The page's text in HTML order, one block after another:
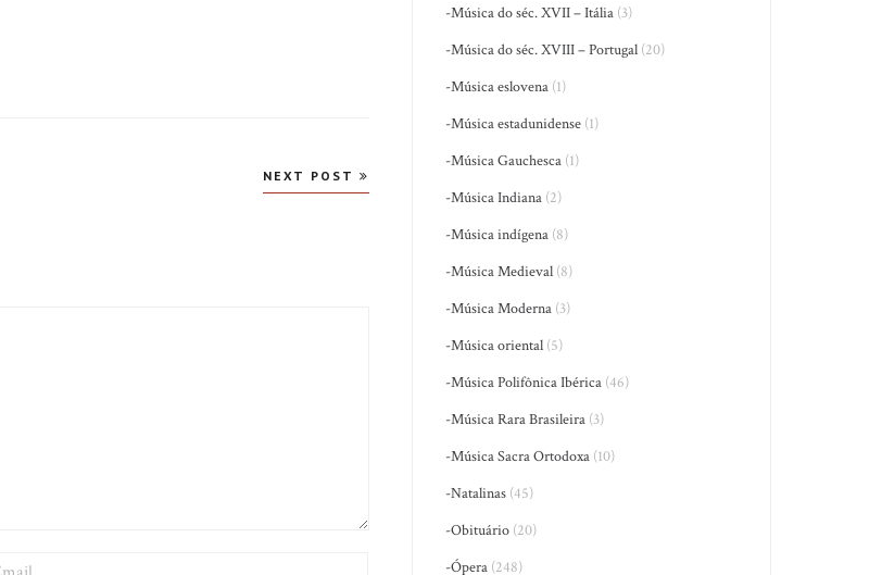
NEXT POST
-Música do séc. XVII – Itália (3)
-Música do séc. XVIII – Portugal (20)
-Música eslovena (1)
-Música estadunidense (1)
-Música Gauchesca (1)
-Música Indiana (2)
-Música indígena (8)
-Música Medieval (8)
-Música Moderna (3)
-Música oriental (5)
-Música Polifônica Ibérica (46)
-Música Rara Brasileira (3)
-Música Sacra Ortodoxa (10)
-Natalinas (45)
-Obituário (20)
-Ópera (248)